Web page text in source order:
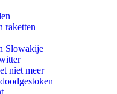
raketten
Slowakije
niet meer